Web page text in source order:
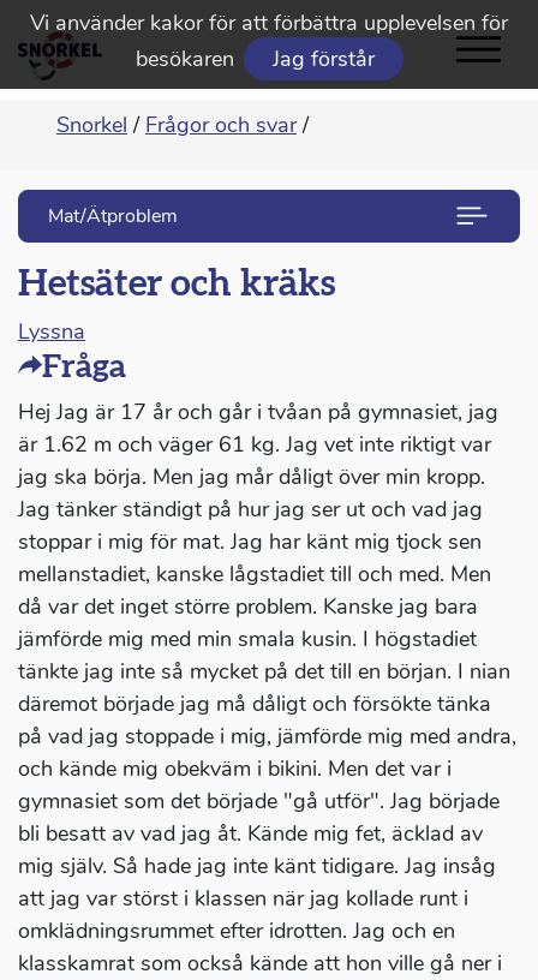
Vi använder kakor för att förbättra upplevelsen för
besökaren
Jag förstår
Snorkel / Frågor och svar /
Mat/Ätproblem
Hetsäter och kräks
Lyssna
Fråga
Hej Jag är 17 år och går i tvåan på gymnasiet, jag
är 1.62 m och väger 61 kg. Jag vet inte riktigt var
jag ska börja. Men jag mår dåligt över min kropp.
Jag tänker ständigt på hur jag ser ut och vad jag
stoppar i mig för mat. Jag har känt mig tjock sen
mellanstadiet, kanske lågstadiet till och med. Men
då var det inget större problem. Kanske jag bara
jämförde mig med min smala kusin. I högstadiet
tänkte jag inte så mycket på det till en början. I nian
däremot började jag må dåligt och försökte tänka
på vad jag stoppade i mig, jämförde mig med andra,
och kände mig obekväm i bikini. Men det var i
gymnasiet som det började "gå utför". Jag började
bli besatt av vad jag åt. Kände mig fet, äcklad av
mig själv. Så hade jag inte känt tidigare. Jag insåg
att jag var störst i klassen när jag kollade runt i
omklädningsrummet efter idrotten. Jag och en
klasskamrat som också kände att hon ville gå ner i